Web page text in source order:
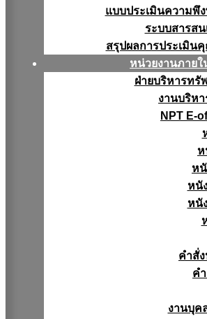
แบบประเมินความพึ
ระบบสารสน
สรุปผลการประเมิน
หน่วยงานภายใ
ฝ่ายบริหารทรั
งานบริหา
NPT E-
ห
ห
หนั
หนั
คำสั่
ค
งานบุค